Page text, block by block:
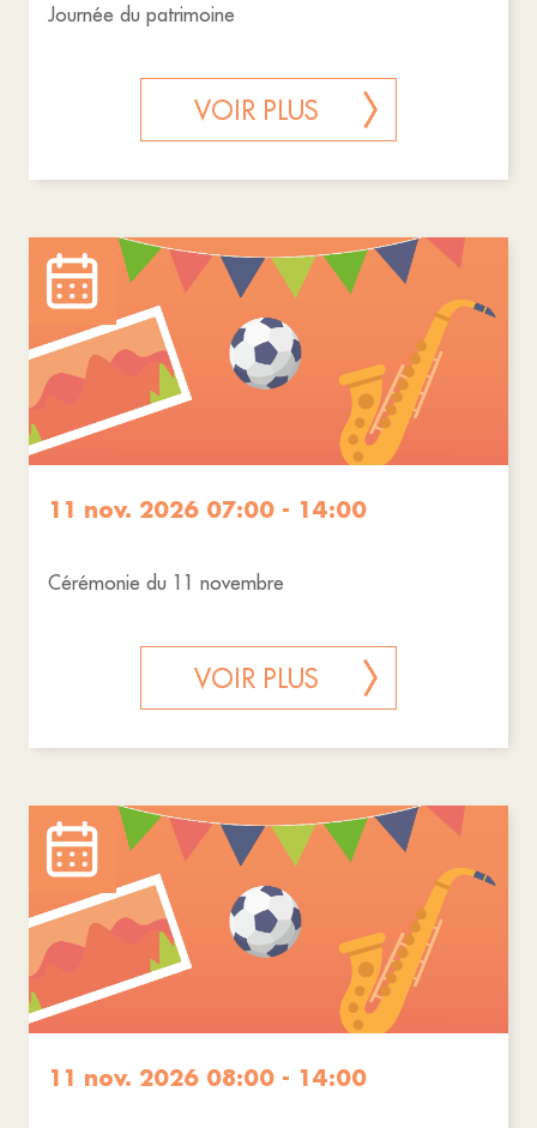
Journée du patrimoine
VOIR PLUS
11 nov. 2026 07:00 - 14:00
Cérémonie du 11 novembre
VOIR PLUS
11 nov. 2026 08:00 - 14:00